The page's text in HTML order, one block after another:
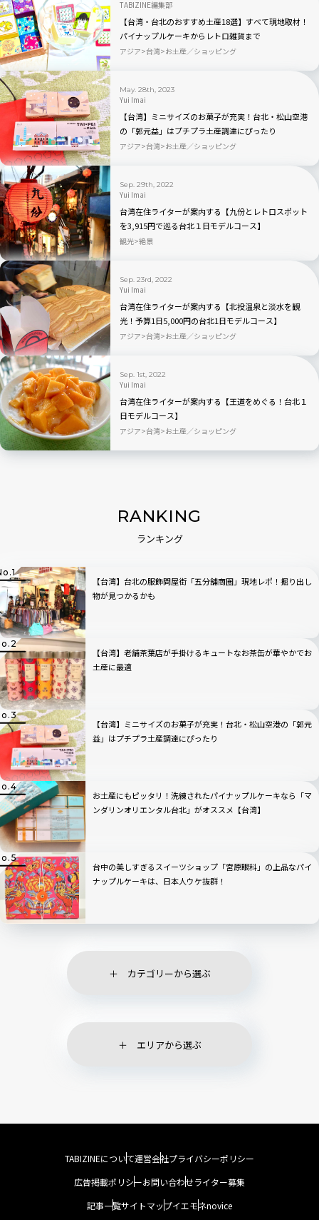
TABIZINE編集部
【台湾・台北のおすすめ土産18選】すべて現地取材！
パイナップルケーキからレトロ雑貨まで
アジア 台湾 お土産／ショッピング
May. 28th, 2023
Yui Imai
【台湾】ミニサイズのお菓子が充実！台北・松山空港
の「郭元益」はプチプラ土産調達にぴったり
アジア 台湾 お土産／ショッピング
Sep. 29th, 2022
Yui Imai
台湾在住ライターが案内する【九份とレトロスポット
を3,915円で巡る台北１日モデルコース】
観光 絶景
Sep. 23rd, 2022
Yui Imai
台湾在住ライターが案内する【北投温泉と淡水を観
光！予算1日5,000円の台北1日モデルコース】
アジア 台湾 お土産／ショッピング
Sep. 1st, 2022
Yui Imai
台湾在住ライターが案内する【王道をめぐる！台北１
日モデルコース】
アジア 台湾 お土産／ショッピング
RANKING
ランキング
【台湾】台北の服飾問屋街「五分舖商圈」現地レポ！掘り出し
物が見つかるかも
【台湾】老舗茶葉店が手掛けるキュートなお茶缶が華やかでお
土産に最適
【台湾】ミニサイズのお菓子が充実！台北・松山空港の「郭元
益」はプチプラ土産調達にぴったり
お土産にもピッタリ！洗練されたパイナップルケーキなら「マ
ンダリンオリエンタル台北」がオススメ【台湾】
台中の美しすぎるスイーツショップ「宮原眼科」の上品なパイ
ナップルケーキは、日本人ウケ抜群！
カテゴリーから選ぶ
エリアから選ぶ
TABIZINEについて運営会社プライバシーポリシー
広告掲載ポリシーお問い合わせライター募集
記事一覧サイトマップイエモネnovice